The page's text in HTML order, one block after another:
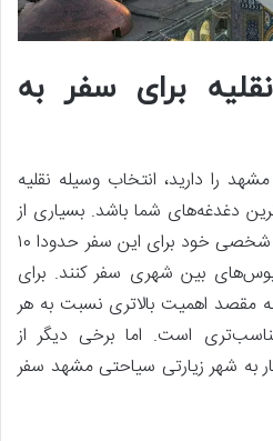
برای سفر به
را دارید، انتخاب وسیله نقلیه
دغدغه‌های شما باشد. بسیاری از
افراد ترجیح می‌دهند از خودرو شخصی خود برای این سفر حدودا ۱۰
بین شهری سفر کنند. برای
مقصد اهمیت بالاتری نسبت به هر
است. اما برخی دیگر از
به شهر زیارتی سیاحتی مشهد سفر